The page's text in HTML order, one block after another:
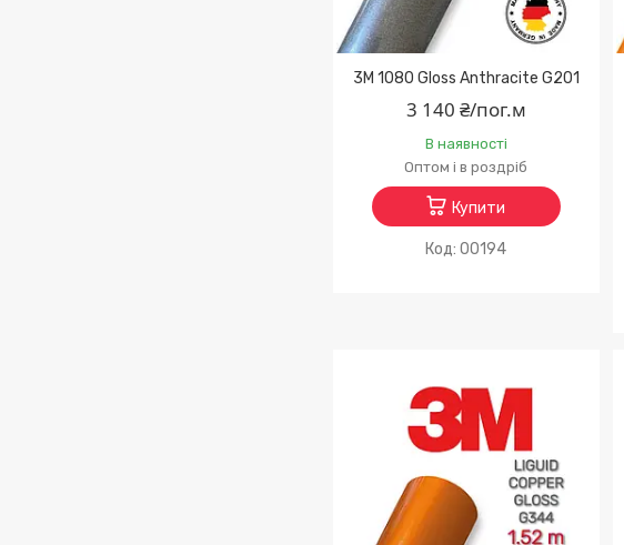
3M 1080 Gloss Anthracite G201
3 140 ₴/пог.м
В наявності
Оптом і в роздріб
Купити
00194